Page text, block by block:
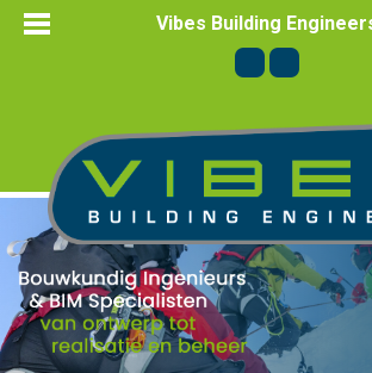
Vibes Building